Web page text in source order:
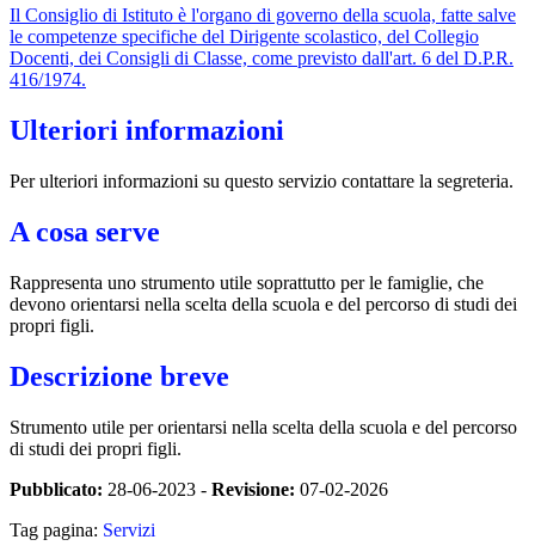
Il Consiglio di Istituto è l'organo di governo della scuola, fatte salve
le competenze specifiche del Dirigente scolastico, del Collegio
Docenti, dei Consigli di Classe, come previsto dall'art. 6 del D.P.R.
416/1974.
Ulteriori informazioni
Per ulteriori informazioni su questo servizio contattare la segreteria.
A cosa serve
Rappresenta uno strumento utile soprattutto per le famiglie, che
devono orientarsi nella scelta della scuola e del percorso di studi dei
propri figli.
Descrizione breve
Strumento utile per orientarsi nella scelta della scuola e del percorso
di studi dei propri figli.
Pubblicato: 28-06-2023 - Revisione: 07-02-2026
Tag pagina: Servizi